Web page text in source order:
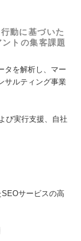
動に基づいた
トの集客課題
タを解析し、マー
サルティング事業
び実行支援、自社
SEOサービスの高